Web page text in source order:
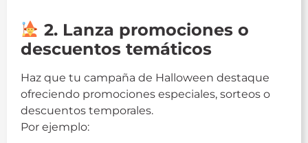
2. Lanza promociones o
descuentos temáticos
Haz que tu campaña de Halloween destaque
ofreciendo promociones especiales, sorteos o
descuentos temporales.
Por ejemplo: